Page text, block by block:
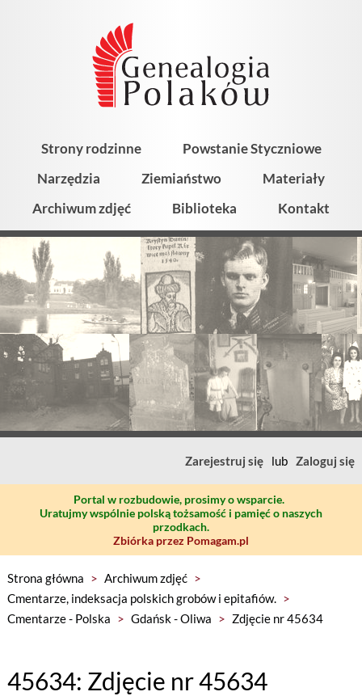
Strony rodzinne
Powstanie Styczniowe
Narzędzia
Ziemiaństwo
Materiały
Archiwum zdjęć
Biblioteka Kontakt
Zarejestruj się lub Zaloguj się
Portal w rozbudowie, prosimy o wsparcie.
Uratujmy wspólnie polską tożsamość i pamięć o naszych
przodkach.
Zbiórka przez Pomagam.pl
Strona główna > Archiwum zdjęć >
Cmentarze, indeksacja polskich grobów i epitafiów. >
Cmentarze - Polska > Gdańsk - Oliwa > Zdjęcie nr 45634
45634: Zdjęcie nr 45634